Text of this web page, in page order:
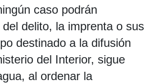
caso podrán
delito, la imprenta o sus
destinado a la difusión
del Interior, sigue
al ordenar la